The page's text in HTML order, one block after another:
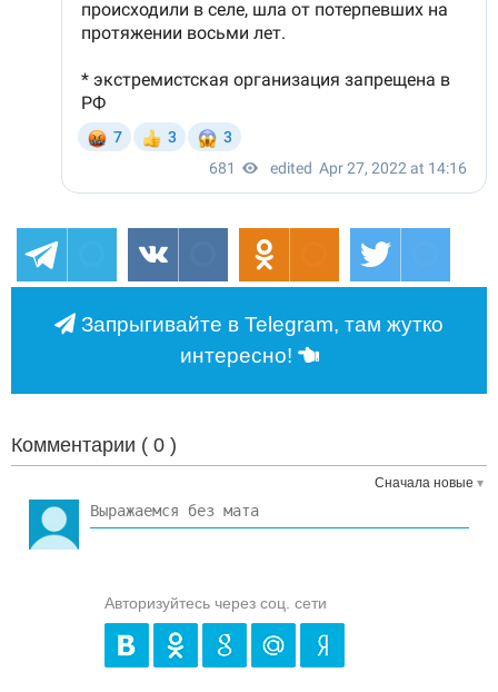
Запрыгивайте в Telegram, там жутко
интересно!
Комментарии ( 0 )
Сначала новые
Авторизуйтесь через соц. сети